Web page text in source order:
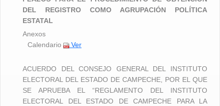
CANDIDATURA INDEPENDIENTES
CANDIDATURA INDEPENDIENTES
DEL REGISTRO COMO AGRUPACIÓN POLÍTICA
ESTATAL
Anexos
Calendario
Ver
ACUERDO DEL CONSEJO GENERAL DEL INSTITUTO
ELECTORAL DEL ESTADO DE CAMPECHE, POR EL QUE
SE APRUEBA EL “REGLAMENTO DEL INSTITUTO
ELECTORAL DEL ESTADO DE CAMPECHE PARA LA